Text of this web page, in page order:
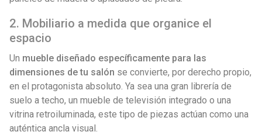
2. Mobiliario a medida que organice el
espacio
Un mueble diseñado específicamente para las
dimensiones de tu salón se convierte, por derecho propio,
en el protagonista absoluto. Ya sea una gran librería de
suelo a techo, un mueble de televisión integrado o una
vitrina retroiluminada, este tipo de piezas actúan como una
auténtica ancla visual.